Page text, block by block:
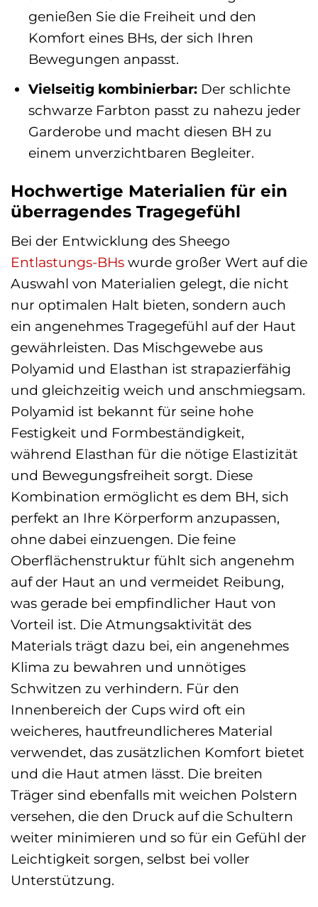
genießen Sie die Freiheit und den
Komfort eines BHs, der sich Ihren
Bewegungen anpasst.
Vielseitig kombinierbar:Der schlichte
schwarze Farbton passt zu nahezu jeder
Garderobe und macht diesen BH zu
einem unverzichtbaren Begleiter.
Hochwertige Materialien für ein
überragendes Tragegefühl
Bei der Entwicklung des Sheego
Entlastungs-BHs wurde großer Wert auf die
Auswahl von Materialien gelegt, die nicht
nur optimalen Halt bieten, sondern auch
ein angenehmes Tragegefühl auf der Haut
gewährleisten. Das Mischgewebe aus
Polyamid und Elasthan ist strapazierfähig
und gleichzeitig weich und anschmiegsam.
Polyamid ist bekannt für seine hohe
Festigkeit und Formbeständigkeit,
während Elasthan für die nötige Elastizität
und Bewegungsfreiheit sorgt. Diese
Kombination ermöglicht es dem BH, sich
perfekt an Ihre Körperform anzupassen,
ohne dabei einzuengen. Die feine
Oberflächenstruktur fühlt sich angenehm
auf der Haut an und vermeidet Reibung,
was gerade bei empfindlicher Haut von
Vorteil ist. Die Atmungsaktivität des
Materials trägt dazu bei, ein angenehmes
Klima zu bewahren und unnötiges
Schwitzen zu verhindern. Für den
Innenbereich der Cups wird oft ein
weicheres, hautfreundlicheres Material
verwendet, das zusätzlichen Komfort bietet
und die Haut atmen lässt. Die breiten
Träger sind ebenfalls mit weichen Polstern
versehen, die den Druck auf die Schultern
weiter minimieren und so für ein Gefühl der
Leichtigkeit sorgen, selbst bei voller
Unterstützung.